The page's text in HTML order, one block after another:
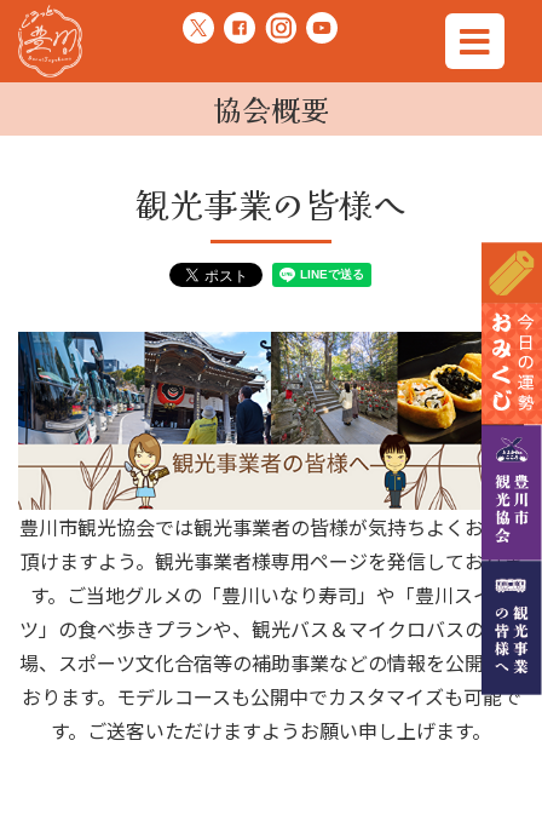
協会概要
観光事業の皆様へ
豊川市観光協会では観光事業者の皆様が気持ちよくお越し
頂けますよう。観光事業者様専用ページを発信しておりま
す。ご当地グルメの「豊川いなり寿司」や「豊川スイー
ツ」の食べ歩きプランや、観光バス＆マイクロバスの駐車
場、スポーツ文化合宿等の補助事業などの情報を公開して
おります。モデルコースも公開中でカスタマイズも可能で
す。ご送客いただけますようお願い申し上げます。